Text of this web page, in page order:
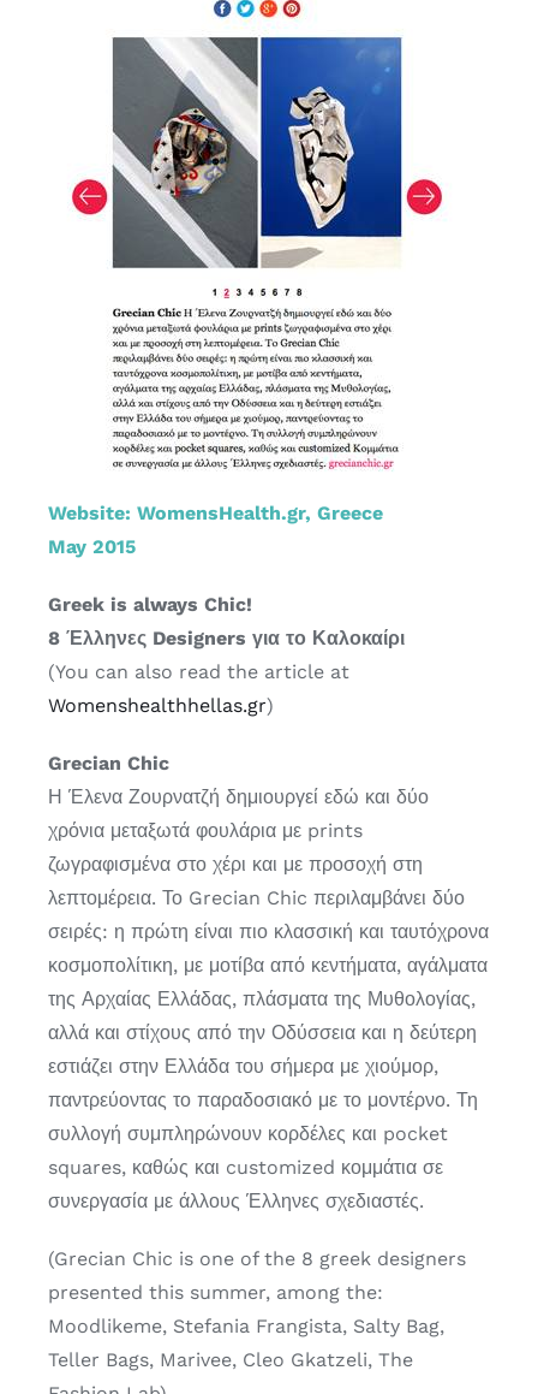
Website: WomensHealth.gr, Greece
May 2015
Greek is always Chic!
8 Έλληνες Designers για το Καλοκαίρι
(You can also read the article at
Womenshealthhellas.gr)
Grecian Chic
Η Έλενα Ζουρνατζή δημιουργεί εδώ και δύο
χρόνια μεταξωτά φουλάρια με prints
ζωγραφισμένα στο χέρι και με προσοχή στη
λεπτομέρεια. Το Grecian Chic περιλαμβάνει δύο
σειρές: η πρώτη είναι πιο κλασσική και ταυτόχρονα
κοσμοπολίτικη, με μοτίβα από κεντήματα, αγάλματα
της Αρχαίας Ελλάδας, πλάσματα της Μυθολογίας,
αλλά και στίχους από την Οδύσσεια και η δεύτερη
εστιάζει στην Ελλάδα του σήμερα με χιούμορ,
παντρεύοντας το παραδοσιακό με το μοντέρνο. Τη
συλλογή συμπληρώνουν κορδέλες και pocket
squares, καθώς και customized κομμάτια σε
συνεργασία με άλλους Έλληνες σχεδιαστές.
(Grecian Chic is one of the 8 greek designers
presented this summer, among the:
Moodlikeme, Stefania Frangista, Salty Bag,
Teller Bags, Marivee, Cleo Gkatzeli, The